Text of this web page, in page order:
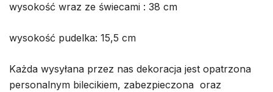
wysokość wraz ze świecami : 38 cm
wysokość pudelka: 15,5 cm
Każda wysyłana przez nas dekoracja jest opatrzona
personalnym bilecikiem, zabezpieczona oraz